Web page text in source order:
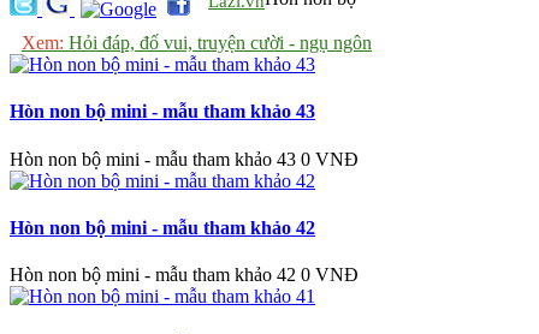
Xem: Hỏi đáp, đố vui, truyện cười - ngụ ngôn
Hòn non bộ mini - mẫu tham khảo 43
Hòn non bộ mini - mẫu tham khảo 43 0 VNĐ
Hòn non bộ mini - mẫu tham khảo 42
Hòn non bộ mini - mẫu tham khảo 42 0 VNĐ